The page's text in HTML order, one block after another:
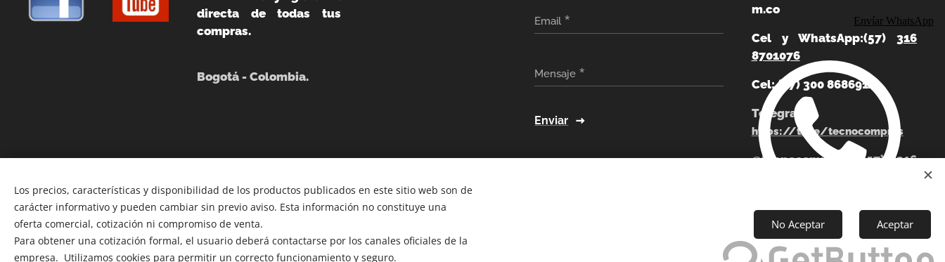
directa de todas tus
compras.
Bogotá - Colombia.
Email
Mensaje
Enviar
m.co
Cel y WhatsApp:(57) 316
8701076
Cel: (57) 300 8686914
Telegram:
https://t.me/tecnocompras
@tecnocompras;
(57) 316
Los precios, características y disponibilidad de los productos publicados en este sitio web son de
carácter informativo y pueden cambiar sin previo aviso. Esta información no constituye una
oferta comercial, cotización ni compromiso de venta.
Para obtener una cotización formal, el usuario deberá contactarse por los canales oficiales de la
empresa. Utilizamos cookies para permitir un correcto funcionamiento y seguro.
No Aceptar Aceptar
Envíar WhatsApp